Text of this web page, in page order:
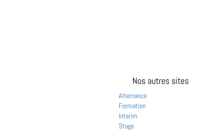
Nos autres sites
Alternance
Formation
Interim
Stage